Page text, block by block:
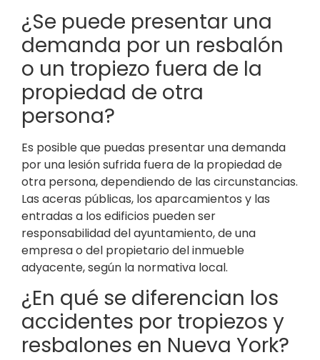
¿Se puede presentar una
demanda por un resbalón
o un tropiezo fuera de la
propiedad de otra
persona?
Es posible que puedas presentar una demanda
por una lesión sufrida fuera de la propiedad de
otra persona, dependiendo de las circunstancias.
Las aceras públicas, los aparcamientos y las
entradas a los edificios pueden ser
responsabilidad del ayuntamiento, de una
empresa o del propietario del inmueble
adyacente, según la normativa local.
¿En qué se diferencian los
accidentes por tropiezos y
resbalones en Nueva York?